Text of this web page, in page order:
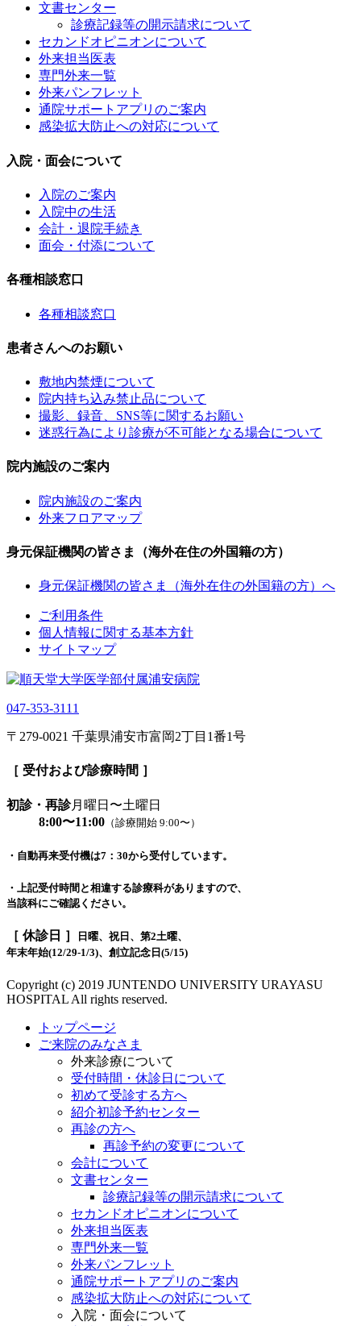
文書センター
診療記録等の開示請求について
セカンドオピニオンについて
外来担当医表
専門外来一覧
外来パンフレット
通院サポートアプリのご案内
感染拡大防止への対応について
入院・面会について
入院のご案内
入院中の生活
会計・退院手続き
面会・付添について
各種相談窓口
各種相談窓口
患者さんへのお願い
敷地内禁煙について
院内持ち込み禁止品について
撮影、録音、SNS等に関するお願い
迷惑行為により診療が不可能となる場合について
院内施設のご案内
院内施設のご案内
外来フロアマップ
身元保証機関の皆さま（海外在住の外国籍の方）
身元保証機関の皆さま（海外在住の外国籍の方）へ
ご利用条件
個人情報に関する基本方針
サイトマップ
047-353-3111
〒279-0021 千葉県浦安市富岡2丁目1番1号
［ 受付および診療時間 ］
初診・再診月曜日〜土曜日
8:00〜11:00 （診療開始 9:00〜）
・自動再来受付機は7：30から受付しています。
・上記受付時間と相違する診療科がありますので、
当該科にご確認ください。
［ 休診日 ］
日曜、祝日、第2土曜、
年末年始(12/29-1/3)、創立記念日(5/15)
Copyright (c) 2019 JUNTENDO UNIVERSITY URAYASU
HOSPITAL All rights reserved.
トップページ
ご来院のみなさま
外来診療について
受付時間・休診日について
初めて受診する方へ
紹介初診予約センター
再診の方へ
再診予約の変更について
会計について
文書センター
診療記録等の開示請求について
セカンドオピニオンについて
外来担当医表
専門外来一覧
外来パンフレット
通院サポートアプリのご案内
感染拡大防止への対応について
入院・面会について